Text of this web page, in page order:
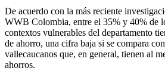
De acuerdo con la más reciente
WWB Colombia, entre el 35% y 40% de
contextos vulnerables del departamento
de ahorro, una cifra baja si se compara
vallecaucanos que, en general, tienen al
ahorros.